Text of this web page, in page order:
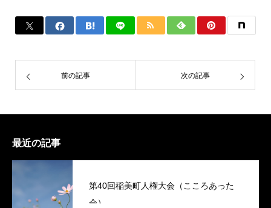
前の記事 次の記事
最近の記事
第40回稲美町人権大会（こころあった
会）